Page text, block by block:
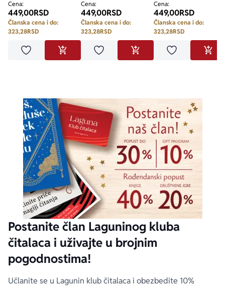
Cena:
449,00RSD
Članska cena i do:
323,28RSD
Dodaj u omiljeneDODAJ U KORPU
Cena:
449,00RSD
Članska cena i do:
323,28RSD
Dodaj u omiljeneDODAJ U KORPU
Cena:
449,00RSD
Članska cena i do:
323,28RSD
Dodaj u
Postanite član Laguninog kluba
čitalaca i uživajte u brojnim
pogodnostima!
Učlanite se u Lagunin klub čitalaca i obezbedite 10%